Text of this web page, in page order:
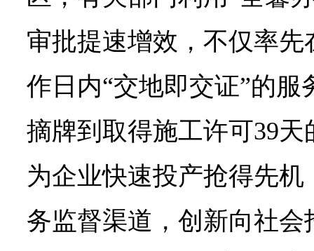
审批提速增效，不仅率先
作日内“交地即交证”的
摘牌到取得施工许可39
为企业快速投产抢得先
务监督渠道，创新向社会